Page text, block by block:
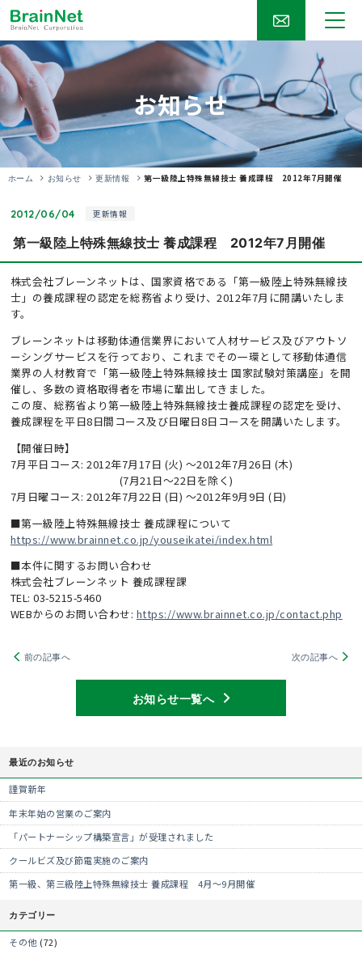
お知らせ
ホーム お知らせ 更新情報 第一級陸上特殊無線技士 養成課程 2012年7月開催
2012/06/04 更新情報
第一級陸上特殊無線技士 養成課程 2012年7月開催
株式会社ブレーンネットは、国家資格である「第一級陸上特殊無線技
士」の養成課程の認定を総務省より受け、2012年7月に開講いたしま
す。
ブレーンネットは移動体通信業界において人材サービス及びアウトソ
ーシングサービスを行っており、これまでその一環として移動体通信
業界の人材教育で「第一級陸上特殊無線技士 国家試験対策講座」を開
催し、多数の資格取得者を市場に輩出してきました。
この度、総務省より第一級陸上特殊無線技士養成課程の認定を受け、
養成課程を平日8日間コース及び日曜日8日コースを開講いたします。
【開催日時】
7月平日コース: 2012年7月17日 (火) ～2012年7月26日 (木)
(7月21日～22日を除く)
7月日曜コース: 2012年7月22日 (日) ～2012年9月9日 (日)
■第一級陸上特殊無線技士 養成課程について
https://www.brainnet.co.jp/youseikatei/index.html
■本件に関するお問い合わせ
株式会社ブレーンネット 養成課程課
TEL: 03-5215-5460
WEBからのお問い合わせ: https://www.brainnet.co.jp/contact.php
前の記事へ 次の記事へ
お知らせ一覧へ
最近のお知らせ
謹賀新年
年末年始の営業のご案内
「パートナーシップ構築宣言」が受理されました
クールビズ及び節電実施のご案内
第一級、第三級陸上特殊無線技士 養成課程 4月～9月開催
カテゴリー
その他(72)